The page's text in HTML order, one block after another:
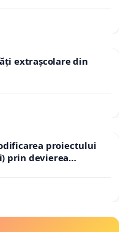
extrașcolare din
proiectului
prin devierea